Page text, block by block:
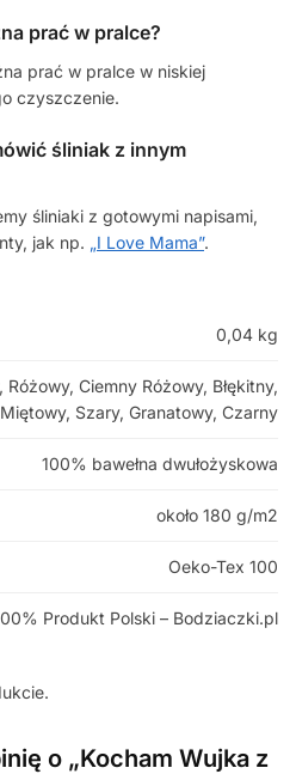
prać w pralce?
prać w pralce w niskiej
czyszczenie.
śliniak z innym
śliniaki z gotowymi napisami,
jak np. „I Love Mama”.
0,04 kg
Różowy, Ciemny Różowy, Błękitny,
Miętowy, Szary, Granatowy, Czarny
100% bawełna dwułożyskowa
około 180 g/m2
Oeko-Tex 100
Produkt Polski – Bodziaczki.pl
o „Kocham Wujka z